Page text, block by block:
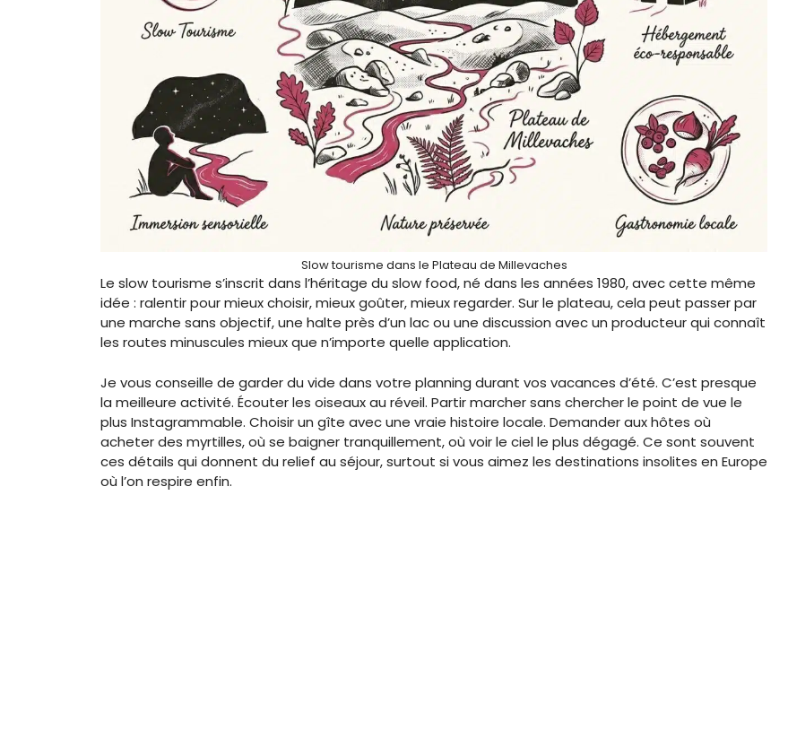
Slow tourisme dans le Plateau de Millevaches
Le slow tourisme s’inscrit dans l’héritage du slow food, né dans les années 1980, avec cette même
idée : ralentir pour mieux choisir, mieux goûter, mieux regarder. Sur le plateau, cela peut passer par
une marche sans objectif, une halte près d’un lac ou une discussion avec un producteur qui connaît
les routes minuscules mieux que n’importe quelle application.
Je vous conseille de garder du vide dans votre planning durant vos vacances d’été. C’est presque
la meilleure activité. Écouter les oiseaux au réveil. Partir marcher sans chercher le point de vue le
plus Instagrammable. Choisir un gîte avec une vraie histoire locale. Demander aux hôtes où
acheter des myrtilles, où se baigner tranquillement, où voir le ciel le plus dégagé. Ce sont souvent
ces détails qui donnent du relief au séjour, surtout si vous aimez les destinations insolites en Europe
où l’on respire enfin.